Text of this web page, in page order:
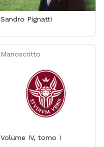
Sandro Pignatti
Manoscritto
Volume IV, tomo I